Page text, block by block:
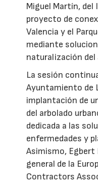
Miguel Martín, del
proyecto de
Valencia y el
mediante
naturalización del
La sesión
Ayuntamiento de
implantación de
del arbolado
dedicada a las
enfermedades y
Asimismo,
general de la
Contractors